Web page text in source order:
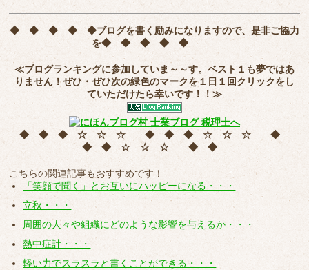
◆ ◆ ◆ ◆ ◆ブログを書く励みになりますので、是非ご協力
を◆ ◆ ◆ ◆ ◆
≪ブログランキングに参加していま～～す。ベスト１も夢ではあ
りません！ぜひ・ぜひ次の緑色のマークを１日１回クリックをし
ていただけたら幸いです！！≫
◆ ◆ ◆ ☆ ☆ ☆ ◆ ◆ ◆ ☆ ☆ ☆ ◆
◆ ◆ ☆ ☆ ☆ ◆ ◆
こちらの関連記事もおすすめです！
「笑顔で聞く」とお互いにハッピーになる・・・
立秋・・・
周囲の人々や組織にどのような影響を与えるか・・・
熱中症計・・・
軽い力でスラスラと書くことができる・・・